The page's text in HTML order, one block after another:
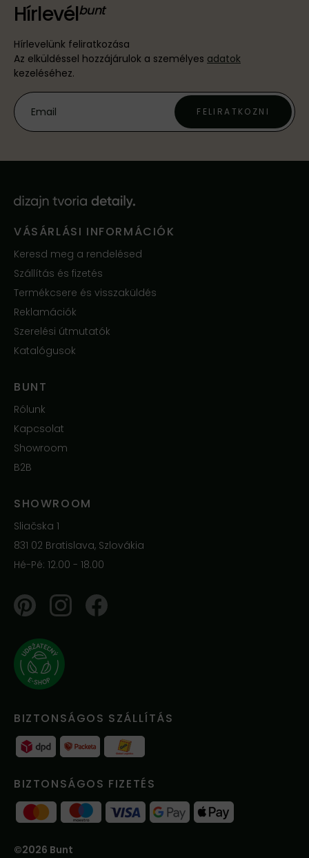
Hírlevél
Hírlevelünk feliratkozása
Az elküldéssel hozzájárulok a személyes adatok
kezeléséhez.
FELIRATKOZNI
VÁSÁRLÁSI INFORMÁCIÓK
Keresd meg a rendelésed
Szállítás és fizetés
Termékcsere és visszaküldés
Reklamációk
Szerelési útmutatók
Katalógusok
BUNT
Rólunk
Kapcsolat
Showroom
B2B
SHOWROOM
Sliačska 1
831 02 Bratislava, Szlovákia
Hé-Pé: 12.00 - 18.00
PinterestInstagramFacebook
BIZTONSÁGOS SZÁLLÍTÁS
BIZTONSÁGOS FIZETÉS
©2026 Bunt